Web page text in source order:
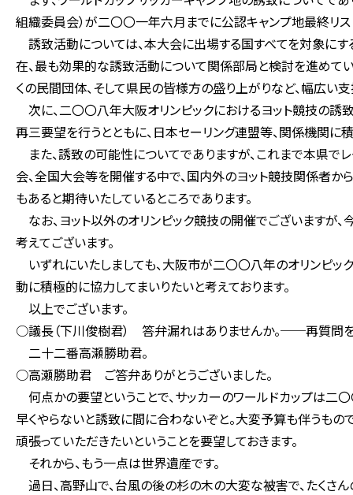
組織委員会）が二〇〇一年六月までに公認キャンプ地最終リス
誘致活動については、本大会に出場する国すべてを対象に
在、最も効果的な誘致活動について関係部局と検討を進めてい
くの民間団体、そして県民の皆様方の盛り上がりなど、幅広い
次に、二〇〇八年大阪オリンピックにおけるヨット競技の誘
再三要望を行うとともに、日本セーリング連盟等、関係機関に
また、誘致の可能性についてでありますが、これまで本県
会、全国大会等を開催する中で、国内外のヨット競技関係者
もあると期待いたしているところであります。
なお、ヨット以外のオリンピック競技の開催でございますが
考えてございます。
いずれにいたしましても、大阪市が二〇〇八年のオリンピ
動に積極的に協力してまいりたいと考えております。
以上でございます。
○議長（下川俊樹君） 答弁漏れはありませんか。──再質問を
二十二番高瀬勝助君。
○高瀬勝助君 ご答弁ありがとうございました。
何点かの要望ということで、サッカーのワールドカップは
早くやらないと誘致に間に合わないぞと。大変予算も伴うもの
頑張っていただきたいということを要望しておきます。
それから、もう一点は世界遺産です。
過日、高野山で、台風の後の杉の木の大変な被害で、たく